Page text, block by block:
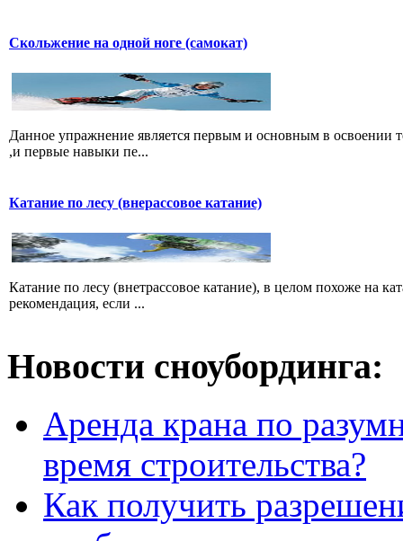
Скольжение на одной ноге (самокат)
Данное упражнение является первым и основным в освоении
,и первые навыки пе...
Катание по лесу (внерассовое катание)
Катание по лесу (внетрассовое катание), в целом похоже на
рекомендация, если ...
Новости сноубординга:
Аренда крана по
время строительства?
Как получить